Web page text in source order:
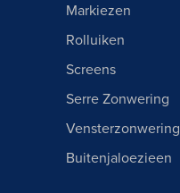
Markiezen
Rolluiken
Screens
Serre Zonwering
Vensterzonwering
Buitenjaloezieen